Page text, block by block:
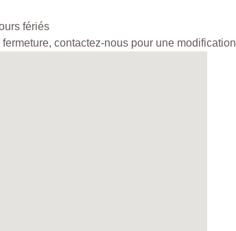
fériés
contactez-nous pour une modification